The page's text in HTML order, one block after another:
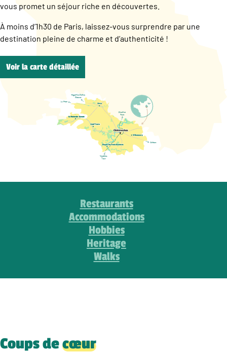
vous promet un séjour riche en découvertes.
À moins d’1h30 de Paris, laissez-vous surprendre par une
destination pleine de charme et d’authenticité !
Voir la carte détaillée
Restaurants
Accommodations
Hobbies
Heritage
Walks
Coups decœur